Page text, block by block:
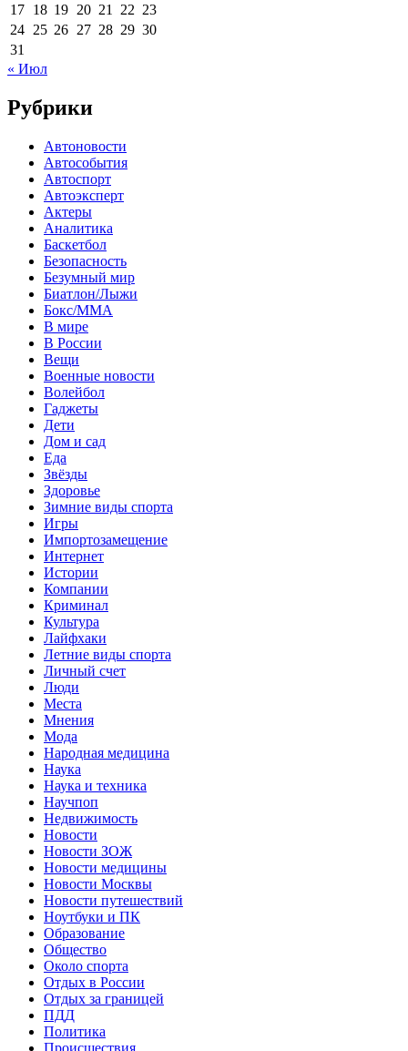
17 18 19 20 21 22 23
24 25 26 27 28 29 30
31
« Июл
Рубрики
Автоновости
Автособытия
Автоспорт
Автоэксперт
Актеры
Аналитика
Баскетбол
Безопасность
Безумный мир
Биатлон/Лыжи
Бокс/MMA
В мире
В России
Вещи
Военные новости
Волейбол
Гаджеты
Дети
Дом и сад
Еда
Звёзды
Здоровье
Зимние виды спорта
Игры
Импортозамещение
Интернет
Истории
Компании
Криминал
Культура
Лайфхаки
Летние виды спорта
Личный счет
Люди
Места
Мнения
Мода
Народная медицина
Наука
Наука и техника
Научпоп
Недвижимость
Новости
Новости ЗОЖ
Новости медицины
Новости Москвы
Новости путешествий
Ноутбуки и ПК
Образование
Общество
Около спорта
Отдых в России
Отдых за границей
ПДД
Политика
Происшествия